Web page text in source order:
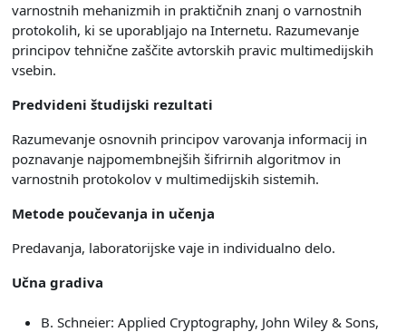
varnostnih mehanizmih in praktičnih znanj o varnostnih
protokolih, ki se uporabljajo na Internetu. Razumevanje
principov tehnične zaščite avtorskih pravic multimedijskih
vsebin.
Predvideni študijski rezultati
Razumevanje osnovnih principov varovanja informacij in
poznavanje najpomembnejših šifrirnih algoritmov in
varnostnih protokolov v multimedijskih sistemih.
Metode poučevanja in učenja
Predavanja, laboratorijske vaje in individualno delo.
Učna gradiva
B. Schneier: Applied Cryptography, John Wiley & Sons,